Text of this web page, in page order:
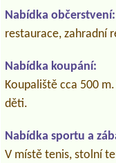
Nabídka občerstvení:
restaurace, zahradní
Nabídka koupání:
Koupaliště cca 500
děti.
Nabídka sportu a
V místě tenis, stolní